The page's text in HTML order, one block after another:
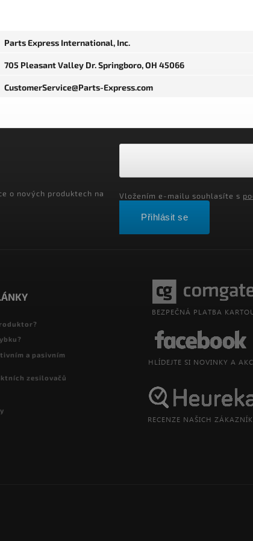
Parts Express International, Inc.
705 Pleasant Valley Dr. Springboro, OH 45066
CustomerService@Parts-Express.com
o nových produktech na
Vložením e-mailu souhlasíte s
Přihlásit se
a pasivním
zesilovačů